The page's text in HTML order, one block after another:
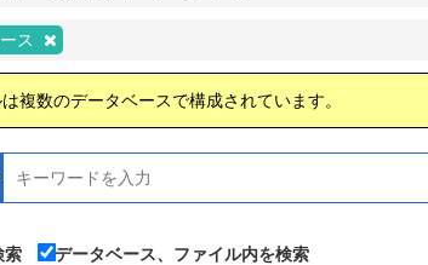
ス
複数のデータベースで構成されています。
索
データベース、ファイル内を検索